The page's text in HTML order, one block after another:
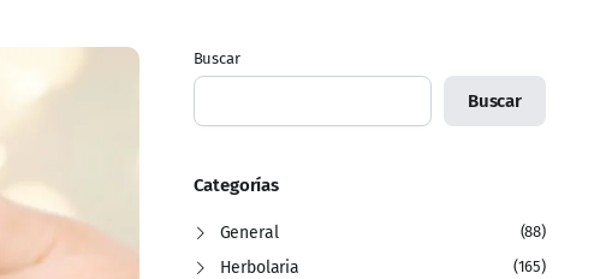
Buscar
Buscar
Categorías
General (88)
Herbolaria (165)